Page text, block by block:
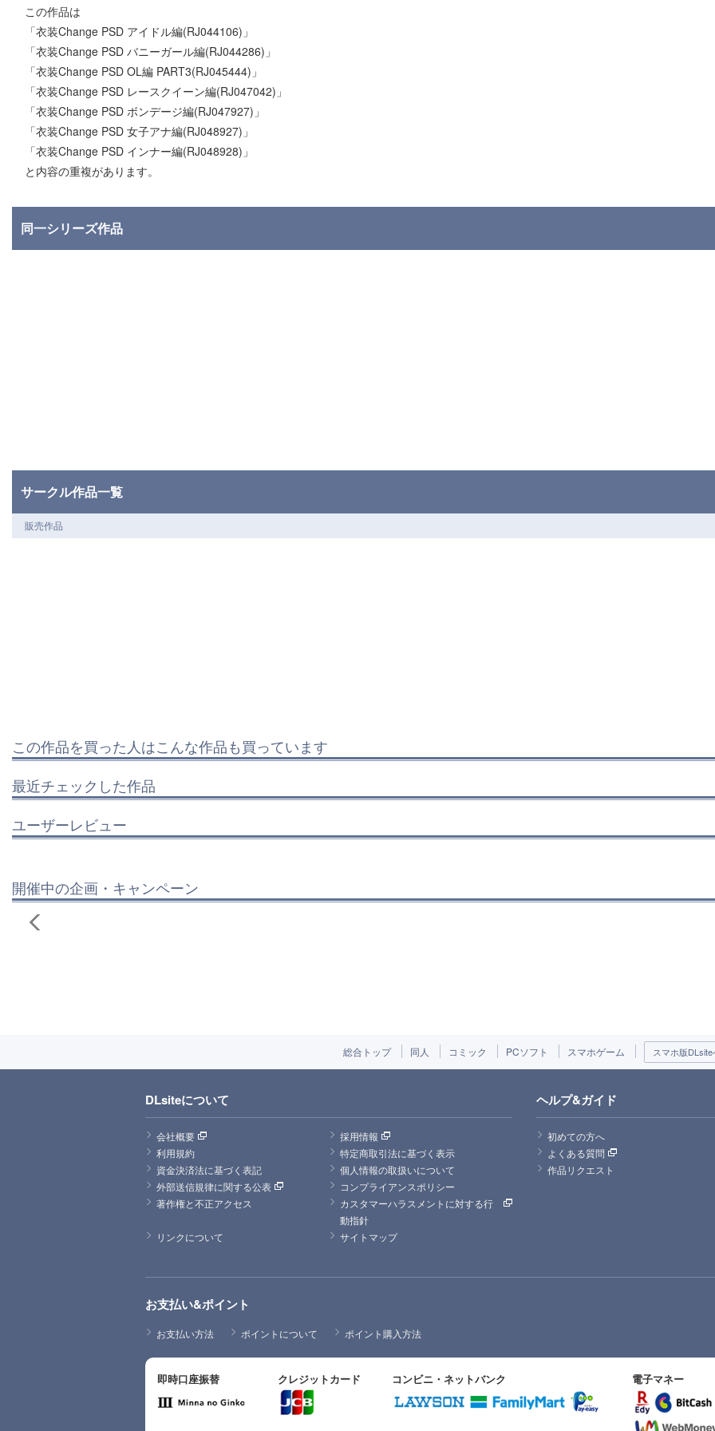
この作品は
「衣装Change PSD アイドル編(RJ044106)」
「衣装Change PSD バニーガール編(RJ044286)」
「衣装Change PSD OL編 PART3(RJ045444)」
「衣装Change PSD レースクイーン編(RJ047042)」
「衣装Change PSD ボンデージ編(RJ047927)」
「衣装Change PSD 女子アナ編(RJ048927)」
「衣装Change PSD インナー編(RJ048928)」
と内容の重複があります。
同一シリーズ作品
サークル作品一覧
販売作品
この作品を買った人はこんな作品も買っています
最近チェックした作品
ユーザーレビュー
開催中の企画・キャンペーン
総合トップ 同人 コミック PCソフト スマホゲーム スマホ版DLsite
DLsiteについて
会社概要
採用情報
利用規約
特定商取引法に基づく表示
資金決済法に基づく表記
個人情報の取扱いについて
外部送信規律に関する公表
コンプライアンスポリシー
著作権と不正アクセス
カスタマーハラスメントに対する行
動指針
リンクについて
サイトマップ
ヘルプ&ガイド
初めての方へ
よくある質問
作品リクエスト
お支払い&ポイント
お支払い方法 ポイントについて ポイント購入方法
即時口座振替 クレジットカード コンビニ・ネットバンク 電子マネー